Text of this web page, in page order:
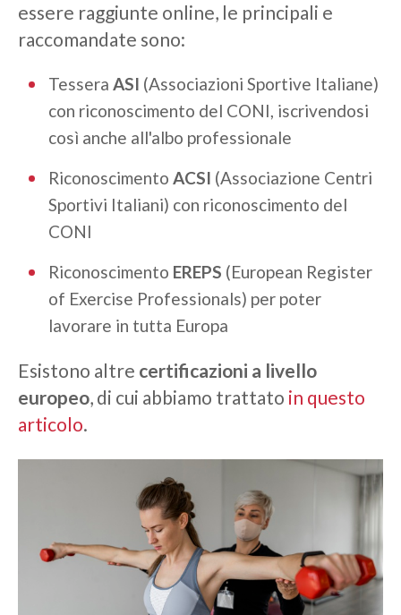
essere raggiunte online, le principali e
raccomandate sono:
Tessera ASI (Associazioni Sportive Italiane)
con riconoscimento del CONI, iscrivendosi
così anche all'albo professionale
Riconoscimento ACSI (Associazione Centri
Sportivi Italiani) con riconoscimento del
CONI
Riconoscimento EREPS (European Register
of Exercise Professionals) per poter
lavorare in tutta Europa
Esistono altre certificazioni a livello
europeo, di cui abbiamo trattato in questo
articolo.